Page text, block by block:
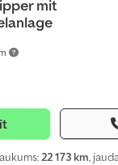
mit
22 173 km,